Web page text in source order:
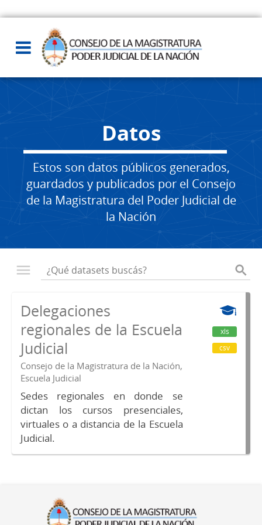
Datos
Estos son datos públicos generados,
guardados y publicados por el Consejo
de la Magistratura del Poder Judicial de
la Nación
Delegaciones
regionales de la Escuela
Judicial
Consejo de la Magistratura de la Nación,
Escuela Judicial
Sedes regionales en donde se
dictan los cursos presenciales,
virtuales o a distancia de la Escuela
Judicial.
xls
csv